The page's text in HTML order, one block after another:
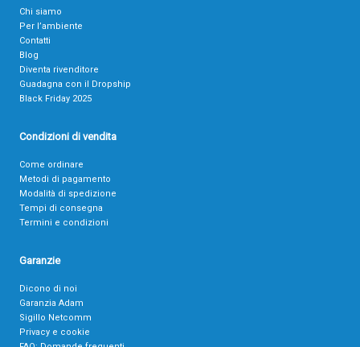
Chi siamo
Per l’ambiente
Contatti
Blog
Diventa rivenditore
Guadagna con il Dropship
Black Friday 2025
Condizioni di vendita
Come ordinare
Metodi di pagamento
Modalità di spedizione
Tempi di consegna
Termini e condizioni
Garanzie
Dicono di noi
Garanzia Adam
Sigillo Netcomm
Privacy e cookie